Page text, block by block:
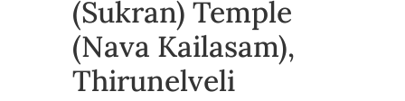
(Sukran) Temple
(Nava Kailasam),
Thirunelveli